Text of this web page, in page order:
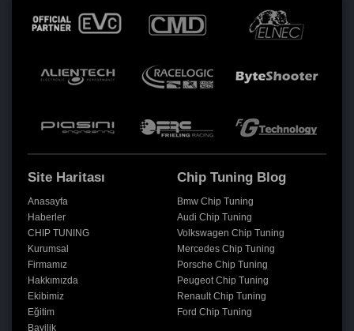
Site Haritası
Anasayfa
Haberler
CHIP TUNING
Kurumsal
Firmamız
Hakkımızda
Ekibimiz
Eğitim
Bayilik
Chip Tuning Blog
Bmw Chip Tuning
Audi Chip Tuning
Volkswagen Chip Tuning
Mercedes Chip Tuning
Porsche Chip Tuning
Peugeot Chip Tuning
Renault Chip Tuning
Ford Chip Tuning